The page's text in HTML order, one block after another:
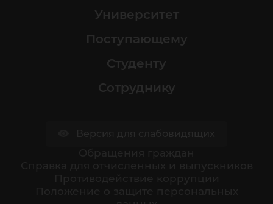
Университет
Поступающему
Студенту
Сотруднику